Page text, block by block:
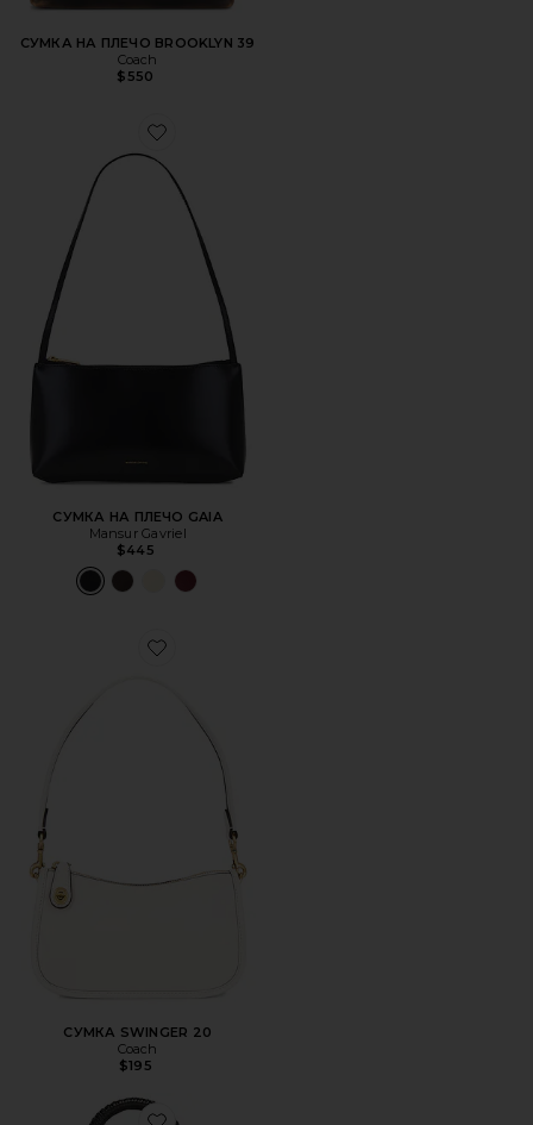
СУМКА НА ПЛЕЧО BROOKLYN 39
Coach
$550
Favorite СУМКА НА ПЛЕЧО GAIA
СУМКА НА ПЛЕЧО GAIA
Mansur Gavriel
$445
Favorite СУМКА SWINGER 20
СУМКА SWINGER 20
Coach
$195